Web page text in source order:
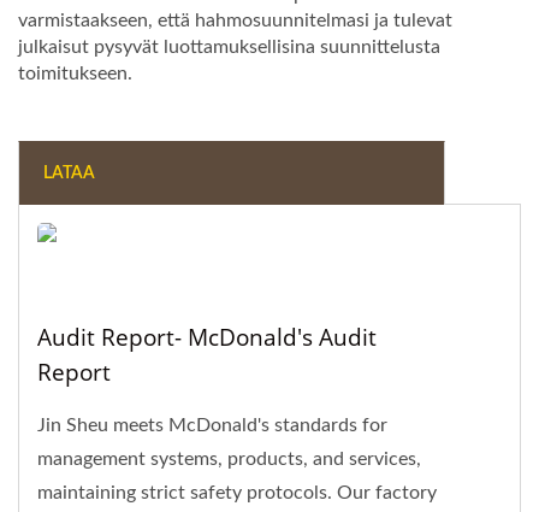
varmistaakseen, että hahmosuunnitelmasi ja tulevat
julkaisut pysyvät luottamuksellisina suunnittelusta
toimitukseen.
LATAA
Audit Report- McDonald's Audit
Report
Jin Sheu meets McDonald's standards for
management systems, products, and services,
maintaining strict safety protocols. Our factory